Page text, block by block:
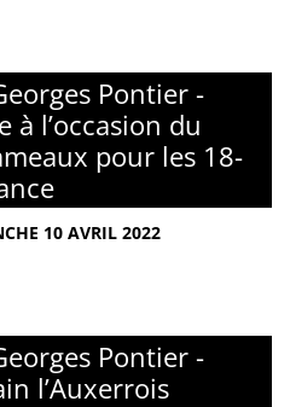
Pontier -
à l’occasion du
pour les 18-
10 AVRIL 2022
Pontier -
l’Auxerrois